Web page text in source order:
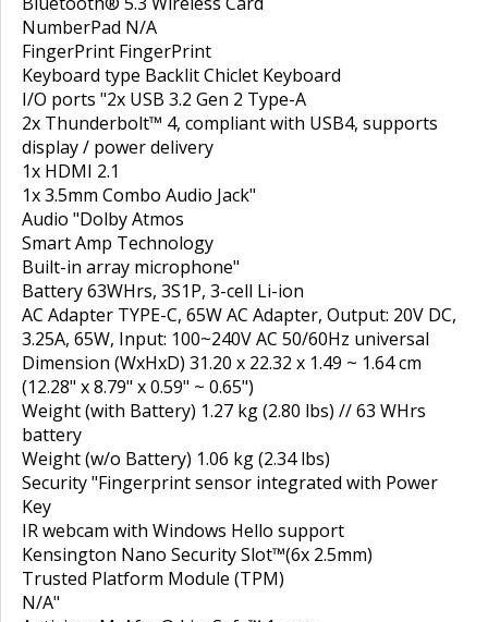
NumberPad N/A
FingerPrint FingerPrint
Keyboard type Backlit Chiclet Keyboard
I/O ports "2x USB 3.2 Gen 2 Type-A
2x Thunderbolt™ 4, compliant with USB4, supports
display / power delivery
1x HDMI 2.1
1x 3.5mm Combo Audio Jack"
Audio "Dolby Atmos
Smart Amp Technology
Built-in array microphone"
Battery 63WHrs, 3S1P, 3-cell Li-ion
AC Adapter TYPE-C, 65W AC Adapter, Output: 20V DC,
3.25A, 65W, Input: 100~240V AC 50/60Hz universal
Dimension (WxHxD) 31.20 x 22.32 x 1.49 ~ 1.64 cm
(12.28" x 8.79" x 0.59" ~ 0.65")
Weight (with Battery) 1.27 kg (2.80 lbs) // 63 WHrs
battery
Weight (w/o Battery) 1.06 kg (2.34 lbs)
Security "Fingerprint sensor integrated with Power
Key
IR webcam with Windows Hello support
Kensington Nano Security Slot™(6x 2.5mm)
Trusted Platform Module (TPM)
N/A"